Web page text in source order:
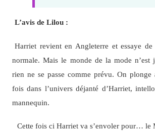
L’avis de Lilou :
Harriet revient en Angleterre et essaye
normale. Mais le monde de la mode n’est
rien ne se passe comme prévu. On plonge
fois dans l’univers déjanté d’Harriet,
mannequin.
Cette fois ci Harriet va s’envoler pour… le